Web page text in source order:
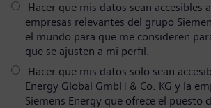
Hacer que mis datos sean accesibles
empresas relevantes del grupo
el mundo para que me consideren
que se ajusten a mi perfil.
Hacer que mis datos solo sean
Energy Global GmbH & Co. KG y la
Siemens Energy que ofrece el puesto